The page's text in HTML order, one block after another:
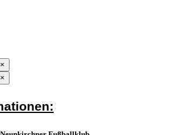
×
×